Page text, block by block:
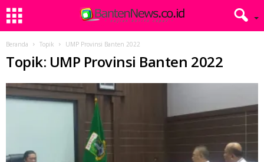
Beranda Topik UMP Provinsi Banten 2022
Topik: UMP Provinsi Banten 2022